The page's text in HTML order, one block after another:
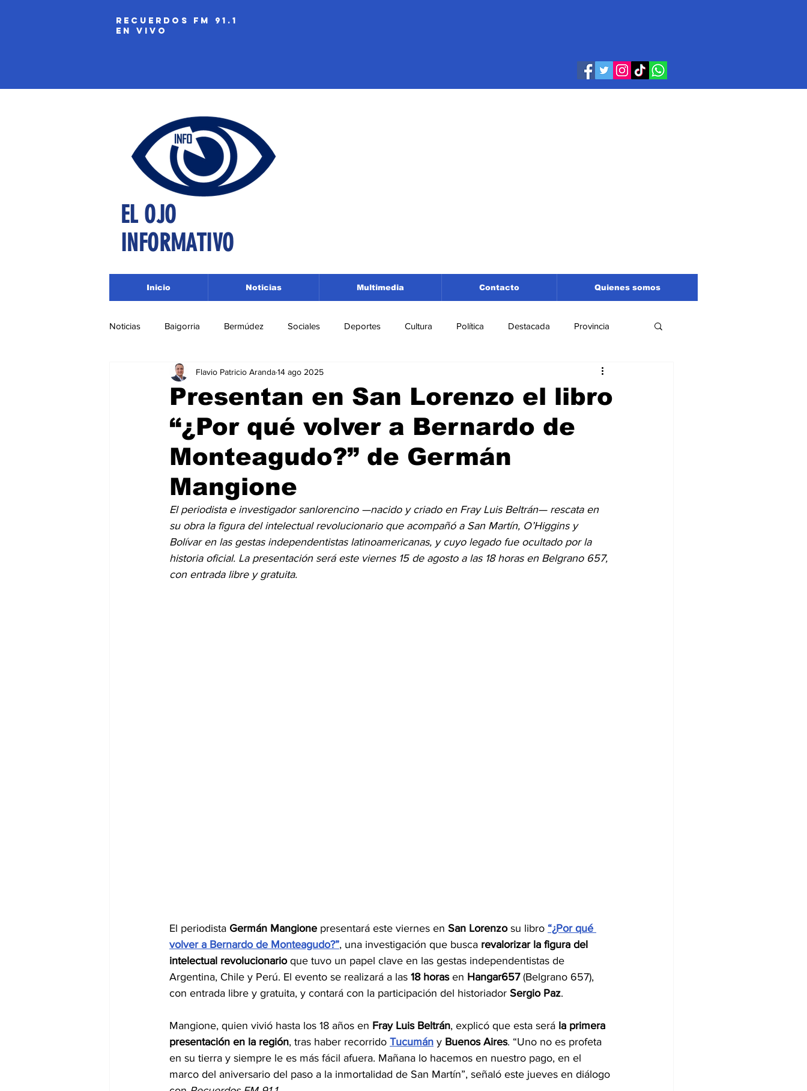
recuerdos fm 91.1
EN VIVO
EL OJO
INFORMATIVO
Inicio Noticias Multimedia Contacto Quienes somos
Noticias Baigorria Bermúdez Sociales Deportes Cultura Política Destacada Provincia
Nacionales Beltrán San Lorenzo Santa Fe
Roldán Departamento San Lorenzo Pujato Turismo Economía Liga Sanlorencina
Asociación Rosarina de Fútbol
Medioambiente
Presentan en San Lorenzo el libro
“¿Por qué volver a Bernardo de
Monteagudo?” de Germán
Mangione
Flavio Patricio Aranda14 ago 2025
El periodista e investigador sanlorencino —nacido y criado en Fray Luis Beltrán— rescata en
su obra la figura del intelectual revolucionario que acompañó a San Martín, O’Higgins y
Bolívar en las gestas independentistas latinoamericanas, y cuyo legado fue ocultado por la
historia oficial. La presentación será este viernes 15 de agosto a las 18 horas en Belgrano 657,
con entrada libre y gratuita.
El periodista Germán Mangione presentará este viernes en San Lorenzo su libro “¿Por qué
volver a Bernardo de Monteagudo?”, una investigación que busca revalorizar la figura del
intelectual revolucionario que tuvo un papel clave en las gestas independentistas de
Argentina, Chile y Perú. El evento se realizará a las 18 horas en Hangar657 (Belgrano 657),
con entrada libre y gratuita, y contará con la participación del historiador Sergio Paz.
Mangione, quien vivió hasta los 18 años en Fray Luis Beltrán, explicó que esta será la primera
presentación en la región, tras haber recorrido Tucumán y Buenos Aires. “Uno no es profeta
en su tierra y siempre le es más fácil afuera. Mañana lo hacemos en nuestro pago, en el
marco del aniversario del paso a la inmortalidad de San Martín”, señaló este jueves en diálogo